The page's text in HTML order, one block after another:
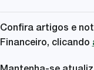
Confira artigos e
Financeiro, clicando